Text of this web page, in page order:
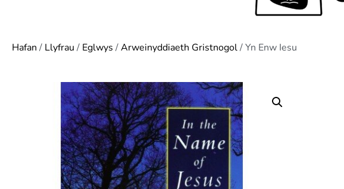
Hafan / Llyfrau / Eglwys /Arweinyddiaeth Gristnogol/ Yn Enw Iesu